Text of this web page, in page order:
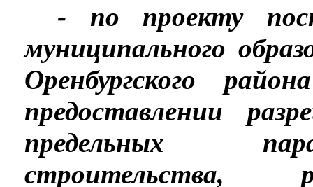
- по проекту
муниципального
Оренбургского
предоставлении
предельных
строительства,